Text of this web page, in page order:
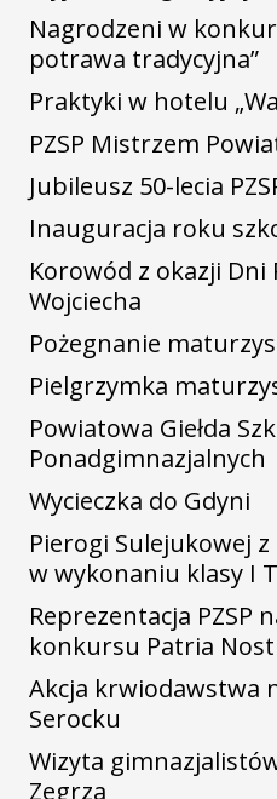
Nagrodzeni w
potrawa tradycyjna”
Praktyki w hotelu
PZSP Mistrzem
Jubileusz 50-lecia
Inauguracja roku
Korowód z okazji Dni
Wojciecha
Pożegnanie
Pielgrzymka
Powiatowa Giełda
Ponadgimnazjalnych
Wycieczka do Gdyni
Pierogi Sulejukowej
w wykonaniu klasy I
Reprezentacja PZSP
konkursu Patria
Akcja krwiodawstwa
Serocku
Wizyta
Zegrza